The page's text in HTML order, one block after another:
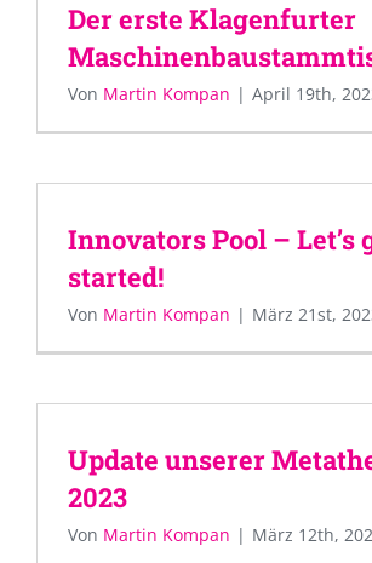
Der erste Klagenfurter
Von Martin Kompan | April 19th,
Innovators Pool – Let’s
started!
Von Martin Kompan | März 21st,
Update unserer
2023
Von Martin Kompan | März 12th,